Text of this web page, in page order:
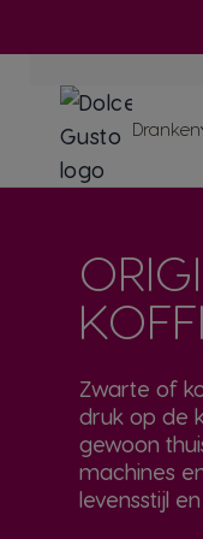
Dranken
Ontdek alle
Onze
Zwarte of
druk op de
gewoon
machines
levensstijl